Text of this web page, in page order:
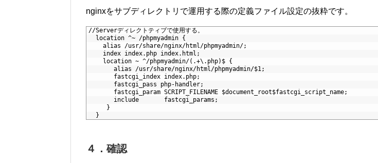
nginxをサブディレクトリで運用する際の定義ファイル設定の抜粋です。
//Serverディレクトティブで使用する。
location ^~ /phpmyadmin {
alias /usr/share/nginx/html/phpmyadmin/;
index index.php index.html;
location ~ ^/phpmyadmin/(.+\.php)$ {
alias /usr/share/nginx/html/phpmyadmin/$1;
fastcgi_index index.php;
fastcgi_pass php-handler;
fastcgi_param SCRIPT_FILENAME $document_root$fastcgi_script_name;
include       fastcgi_params;
}
}
４．確認